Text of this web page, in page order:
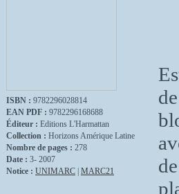
ISBN : 9782296028814
EAN PDF : 9782296168688
Éditeur : Editions L'Harmattan
Collection : Horizons Amérique Latine
Nombre de pages : 278
Date : 3- 2007
Notice : UNIMARC MARC21